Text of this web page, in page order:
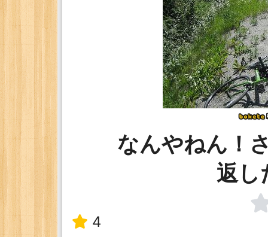
なんやねん！
返し
4